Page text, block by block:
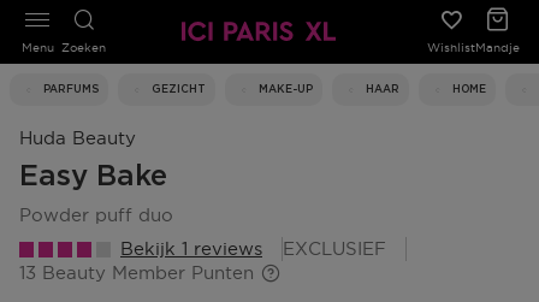
Zoeken WishlistMandje
PARFUMS GEZICHT MAKE-UP HAAR HOME
Menu
Huda Beauty
Easy Bake
powder puff duo
Bekijk 1 reviews
EXCLUSIEF
13 Beauty Member Punten